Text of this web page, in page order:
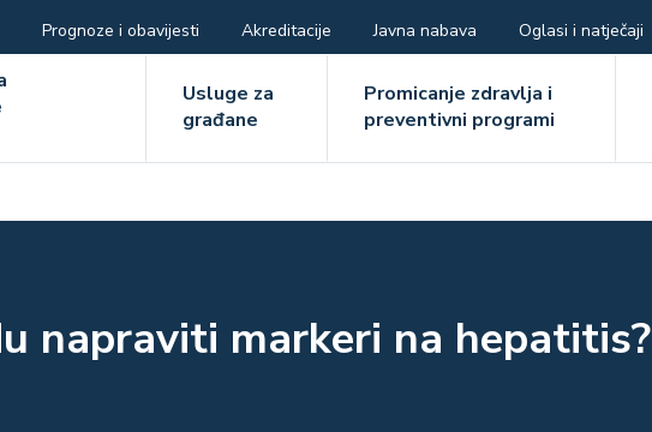
Prognoze i obavijesti Akreditacije Javna nabava Oglasi i natječaji
Usluge za
građane
Promicanje zdravlja i
preventivni programi
napraviti markeri na hepatitis?